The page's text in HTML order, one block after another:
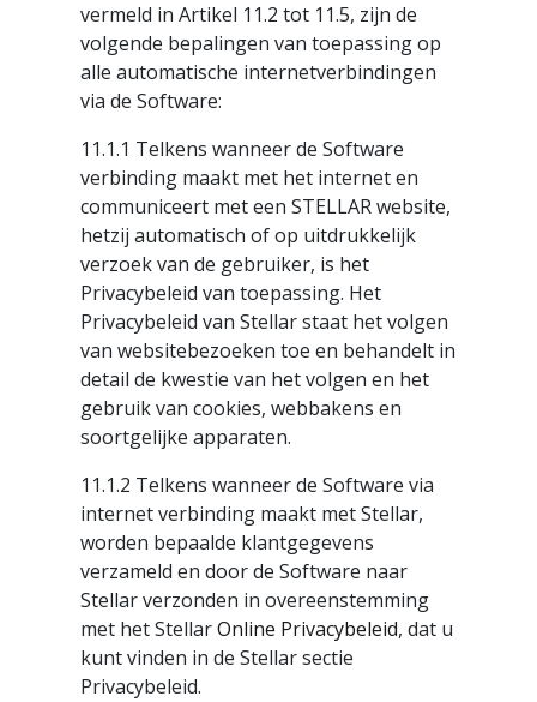
vermeld in Artikel 11.2 tot 11.5, zijn de
volgende bepalingen van toepassing op
alle automatische internetverbindingen
via de Software:
11.1.1 Telkens wanneer de Software
verbinding maakt met het internet en
communiceert met een STELLAR website,
hetzij automatisch of op uitdrukkelijk
verzoek van de gebruiker, is het
Privacybeleid van toepassing. Het
Privacybeleid van Stellar staat het volgen
van websitebezoeken toe en behandelt in
detail de kwestie van het volgen en het
gebruik van cookies, webbakens en
soortgelijke apparaten.
11.1.2 Telkens wanneer de Software via
internet verbinding maakt met Stellar,
worden bepaalde klantgegevens
verzameld en door de Software naar
Stellar verzonden in overeenstemming
met het StellarOnline Privacybeleid, dat u
kunt vinden in de Stellar sectie
Privacybeleid.